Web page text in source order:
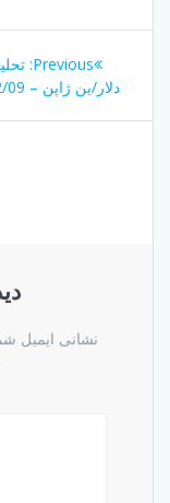
راهبری
نوشته
Previous:
دلار/ین ژاپن – 1404/02/09
نشانی ایمیل